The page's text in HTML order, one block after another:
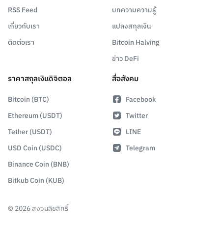
RSS Feed
เกี่ยวกับเรา
ติดต่อเรา
บทความความรู้
แปลงสกุลเงิน
Bitcoin Halving
ข่าว DeFi
ราคาสกุลเงินดิจิตอล
Bitcoin (BTC)
Ethereum (USDT)
Tether (USDT)
USD Coin (USDC)
Binance Coin (BNB)
Bitkub Coin (KUB)
สื่อสังคม
Facebook
Twitter
LINE
Telegram
© 2026สงวนลิขสิทธิ์